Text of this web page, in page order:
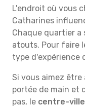
L'endroit où vous
Catharines
Chaque quartier a
atouts. Pour faire
type d'expérience
Si vous aimez
portée de main et
pas, le centre-ville